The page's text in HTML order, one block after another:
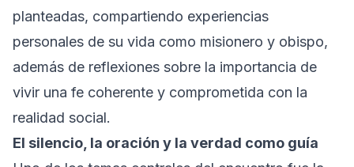
planteadas, compartiendo experiencias
personales de su vida como misionero y obispo,
además de reflexiones sobre la importancia de
vivir una fe coherente y comprometida con la
realidad social.
El silencio, la oración y la verdad como guía